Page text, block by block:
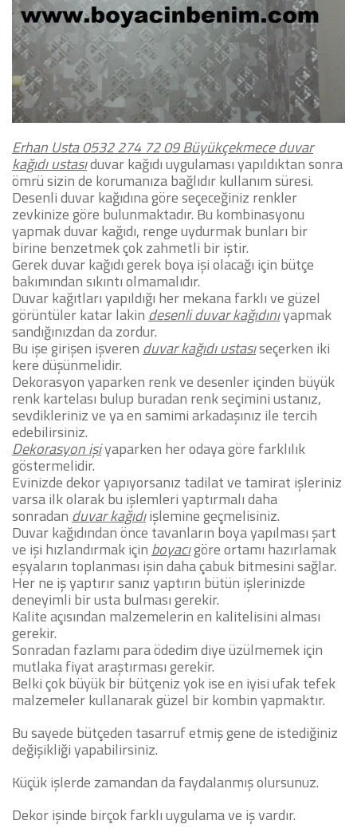
Erhan Usta 0532 274 72 09Büyükçekmece duvar
kağıdı ustasıduvar kağıdı uygulaması yapıldıktan sonra
ömrü sizin de korumanıza bağlıdır kullanım süresi.
Desenli duvar kağıdına göre seçeceğiniz renkler
zevkinize göre bulunmaktadır. Bu kombinasyonu
yapmak duvar kağıdı, renge uydurmak bunları bir
birine benzetmek çok zahmetli bir iştir.
Gerek duvar kağıdı gerek boya işi olacağı için bütçe
bakımından sıkıntı olmamalıdır.
Duvar kağıtları yapıldığı her mekana farklı ve güzel
görüntüler katar lakindesenli duvar kağıdınıyapmak
sandığınızdan da zordur.
Bu işe girişen işveren duvar kağıdı ustasıseçerken iki
kere düşünmelidir.
Dekorasyon yaparken renk ve desenler içinden büyük
renk kartelası bulup buradan renk seçimini ustanız,
sevdikleriniz ve ya en samimi arkadaşınız ile tercih
edebilirsiniz.
Dekorasyon işiyaparken her odaya göre farklılık
göstermelidir.
Evinizde dekor yapıyorsanız tadilat ve tamirat işleriniz
varsa ilk olarak bu işlemleri yaptırmalı daha
sonradan duvar kağıdıişlemine geçmelisiniz.
Duvar kağıdından önce tavanların boya yapılması şart
ve işi hızlandırmak için boyacıgöre ortamı hazırlamak
eşyaların toplanması işin daha çabuk bitmesini sağlar.
Her ne iş yaptırır sanız yaptırın bütün işlerinizde
deneyimli bir usta bulması gerekir.
Kalite açısından malzemelerin en kalitelisini alması
gerekir.
Sonradan fazlamı para ödedim diye üzülmemek için
mutlaka fiyat araştırması gerekir.
Belki çok büyük bir bütçeniz yok ise en iyisi ufak tefek
malzemeler kullanarak güzel bir kombin yapmaktır.
Bu sayede bütçeden tasarruf etmiş gene de istediğiniz
değişikliği yapabilirsiniz.
Küçük işlerde zamandan da faydalanmış olursunuz.
Dekor işinde birçok farklı uygulama ve iş vardır.